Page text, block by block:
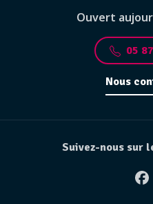
Ouvert
05
Nous
Suivez-nous sur